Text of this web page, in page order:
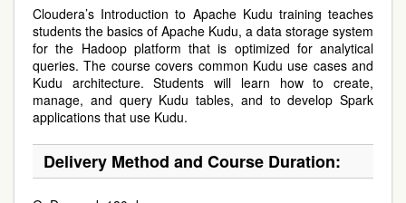
Cloudera’s Introduction to Apache Kudu training teaches
students the basics of Apache Kudu, a data storage system
for the Hadoop platform that is optimized for analytical
queries. The course covers common Kudu use cases and
Kudu architecture. Students will learn how to create,
manage, and query Kudu tables, and to develop Spark
applications that use Kudu.
Delivery Method and Course Duration: